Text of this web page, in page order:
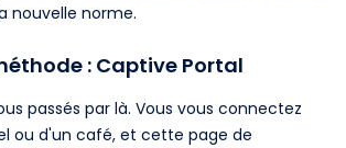
nouvelle norme.
: Captive Portal
passés par là. Vous vous connectez
ou d'un café, et cette page de